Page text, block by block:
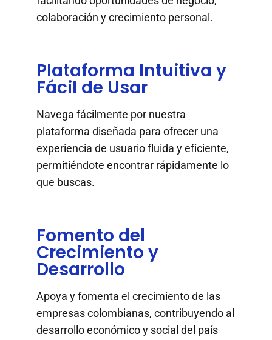
colaboración y crecimiento personal.
Plataforma Intuitiva y
Fácil de Usar
Navega fácilmente por nuestra
plataforma diseñada para ofrecer una
experiencia de usuario fluida y eficiente,
permitiéndote encontrar rápidamente lo
que buscas.
Fomento del
Crecimiento y
Desarrollo
Apoya y fomenta el crecimiento de las
empresas colombianas, contribuyendo al
desarrollo económico y social del país